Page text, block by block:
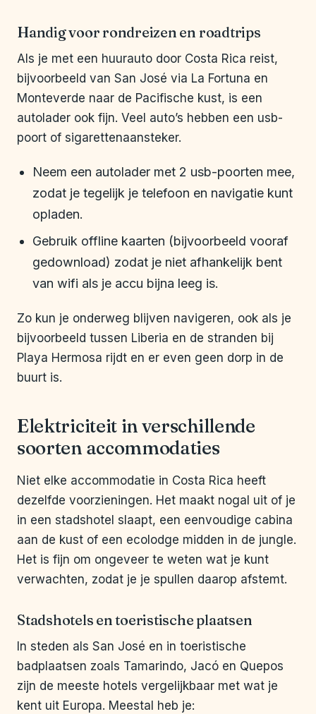
Handig voor rondreizen en roadtrips
Als je met een huurauto door Costa Rica reist,
bijvoorbeeld van San José via La Fortuna en
Monteverde naar de Pacifische kust, is een
autolader ook fijn. Veel auto’s hebben een usb-
poort of sigarettenaansteker.
Neem een autolader met 2 usb-poorten mee,
zodat je tegelijk je telefoon en navigatie kunt
opladen.
Gebruik offline kaarten (bijvoorbeeld vooraf
gedownload) zodat je niet afhankelijk bent
van wifi als je accu bijna leeg is.
Zo kun je onderweg blijven navigeren, ook als je
bijvoorbeeld tussen Liberia en de stranden bij
Playa Hermosa rijdt en er even geen dorp in de
buurt is.
Elektriciteit in verschillende
soorten accommodaties
Niet elke accommodatie in Costa Rica heeft
dezelfde voorzieningen. Het maakt nogal uit of je
in een stadshotel slaapt, een eenvoudige cabina
aan de kust of een ecolodge midden in de jungle.
Het is fijn om ongeveer te weten wat je kunt
verwachten, zodat je je spullen daarop afstemt.
Stadshotels en toeristische plaatsen
In steden als San José en in toeristische
badplaatsen zoals Tamarindo, Jacó en Quepos
zijn de meeste hotels vergelijkbaar met wat je
kent uit Europa. Meestal heb je: